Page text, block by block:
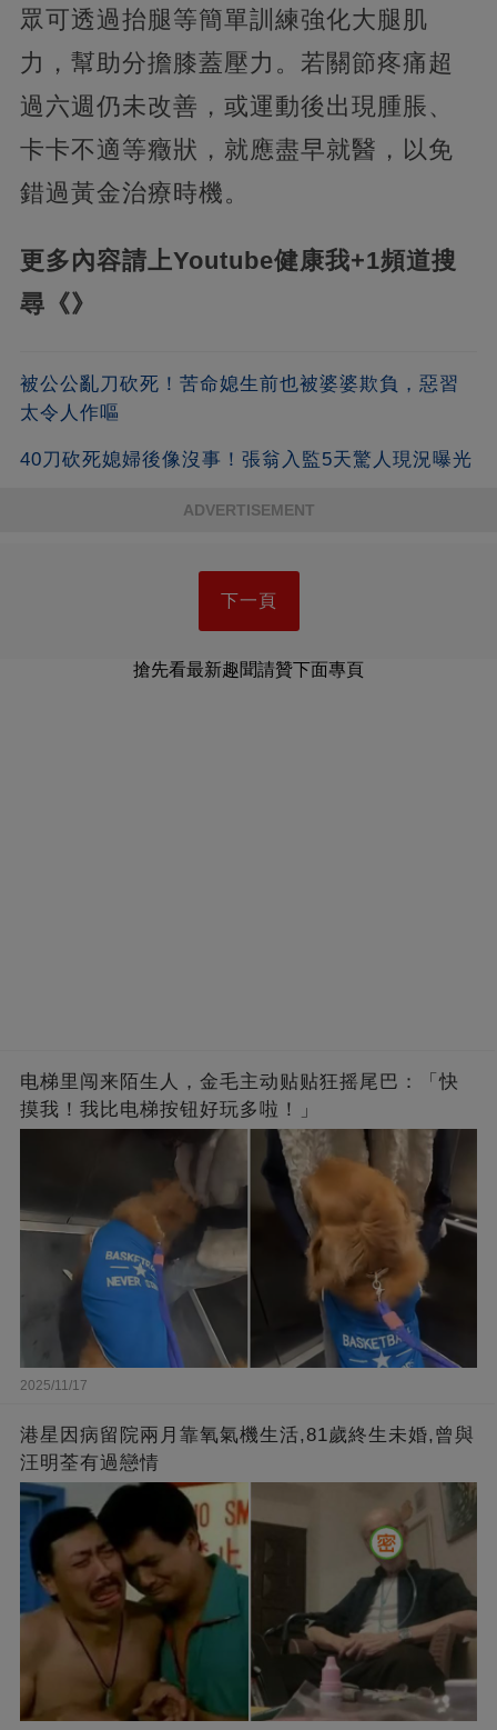
眾可透過抬腿等簡單訓練強化大腿肌
力，幫助分擔膝蓋壓力。若關節疼痛超
過六週仍未改善，或運動後出現腫脹、
卡卡不適等癥狀，就應盡早就醫，以免
錯過黃金治療時機。
更多內容請上Youtube健康我+1頻道搜
尋《》
被公公亂刀砍死！苦命媳生前也被婆婆欺負，惡習
太令人作嘔
40刀砍死媳婦後像沒事！張翁入監5天驚人現況曝光
ADVERTISEMENT
下一頁
搶先看最新趣聞請贊下面專頁
电梯里闯来陌生人，金毛主动贴贴狂摇尾巴：「快
摸我！我比电梯按钮好玩多啦！」
2025/11/17
港星因病留院兩月靠氧氣機生活,81歲終生未婚,曾與
汪明荃有過戀情